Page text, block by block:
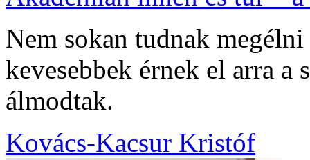
Nem sokan tudnak
kevesebbek érnek el arra
álmodtak.
Kovács-Kacsur Kristóf